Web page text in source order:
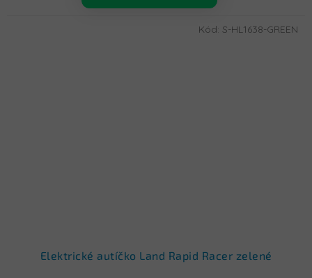
Elektrické autíčko Land Rapid Racer zelené
Kód: S-HL1638-GREEN